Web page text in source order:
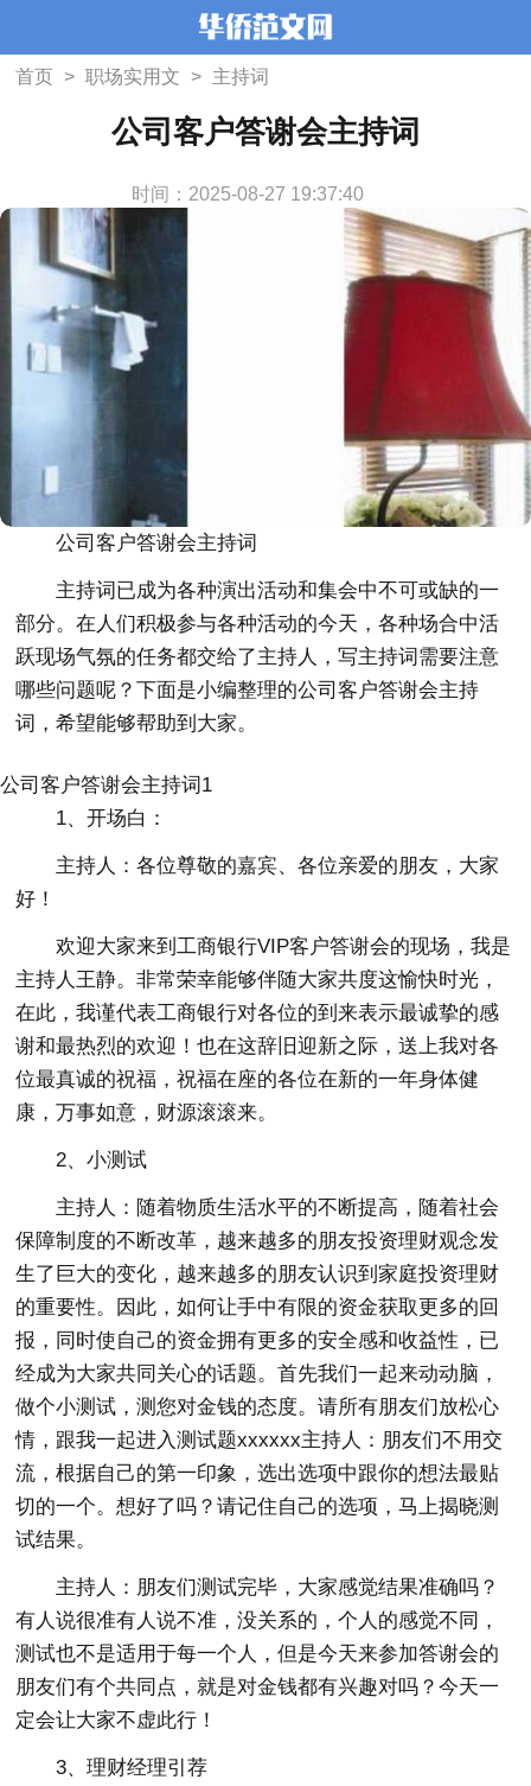
首页 > 职场实用文 > 主持词
公司客户答谢会主持词
时间：2025-08-27 19:37:40
公司客户答谢会主持词
主持词已成为各种演出活动和集会中不可或缺的一
部分。在人们积极参与各种活动的今天，各种场合中活
跃现场气氛的任务都交给了主持人，写主持词需要注意
哪些问题呢？下面是小编整理的公司客户答谢会主持
词，希望能够帮助到大家。
公司客户答谢会主持词1
1、开场白：
主持人：各位尊敬的嘉宾、各位亲爱的朋友，大家
好！
欢迎大家来到工商银行VIP客户答谢会的现场，我是
主持人王静。非常荣幸能够伴随大家共度这愉快时光，
在此，我谨代表工商银行对各位的到来表示最诚挚的感
谢和最热烈的欢迎！也在这辞旧迎新之际，送上我对各
位最真诚的祝福，祝福在座的各位在新的一年身体健
康，万事如意，财源滚滚来。
2、小测试
主持人：随着物质生活水平的不断提高，随着社会
保障制度的不断改革，越来越多的朋友投资理财观念发
生了巨大的变化，越来越多的朋友认识到家庭投资理财
的重要性。因此，如何让手中有限的资金获取更多的回
报，同时使自己的资金拥有更多的安全感和收益性，已
经成为大家共同关心的话题。首先我们一起来动动脑，
做个小测试，测您对金钱的态度。请所有朋友们放松心
情，跟我一起进入测试题xxxxxx主持人：朋友们不用交
流，根据自己的第一印象，选出选项中跟你的想法最贴
切的一个。想好了吗？请记住自己的选项，马上揭晓测
试结果。
主持人：朋友们测试完毕，大家感觉结果准确吗？
有人说很准有人说不准，没关系的，个人的感觉不同，
测试也不是适用于每一个人，但是今天来参加答谢会的
朋友们有个共同点，就是对金钱都有兴趣对吗？今天一
定会让大家不虚此行！
3、理财经理引荐